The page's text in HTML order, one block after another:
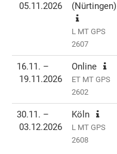
05.11.2026
(Nürtingen)
L MT GPS
2607
16.11. –
19.11.2026
Online
ET MT GPS
2602
30.11. –
03.12.2026
Köln
L MT GPS
2608